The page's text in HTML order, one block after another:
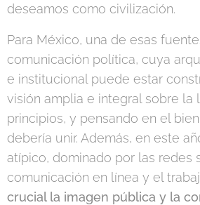
deseamos como civilización.
Para México, una de esas
comunicación política, cuya
e institucional puede estar
visión amplia e integral sobre la
principios, y pensando en el
debería unir. Además, en este
atípico, dominado por las redes
comunicación en línea y el
crucial la imagen pública y la